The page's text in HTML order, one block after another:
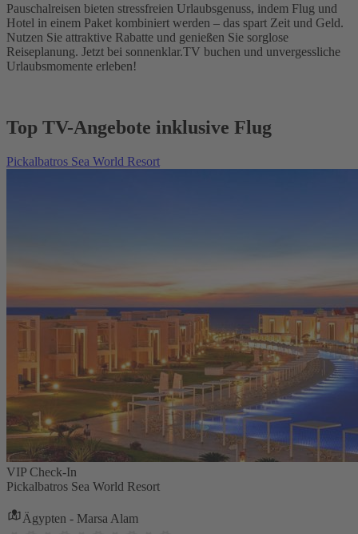
Pauschalreisen bieten stressfreien Urlaubsgenuss, indem Flug und
Hotel in einem Paket kombiniert werden – das spart Zeit und Geld.
Nutzen Sie attraktive Rabatte und genießen Sie sorglose
Reiseplanung. Jetzt bei sonnenklar.TV buchen und unvergessliche
Urlaubsmomente erleben!
Top TV-Angebote inklusive Flug
Pickalbatros Sea World Resort
VIP Check-In
Pickalbatros Sea World Resort
Ägypten - Marsa Alam